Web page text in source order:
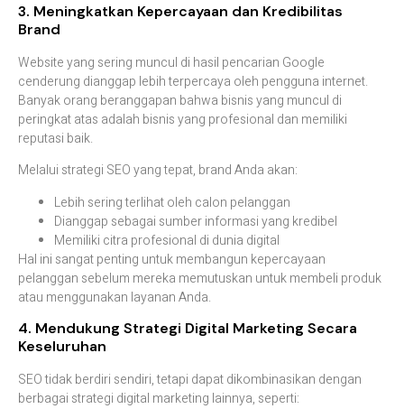
3. Meningkatkan Kepercayaan dan Kredibilitas
Brand
Websiteyang sering muncul di hasil pencarian Google
cenderung dianggap lebihterpercaya oleh pengguna internet.
Banyakorang beranggapan bahwa bisnisyang muncul di
peringkatatas adalah bisnisyang profesional dan memiliki
reputasi baik.
Melalui strategi SEOyangtepat, brandAnda akan:
Lebih seringterlihatoleh calon pelanggan
Dianggap sebagai sumberinformasiyang kredibel
Memiliki citra profesional di dunia digital
Hal ini sangatpenting untukmembangun kepercayaan
pelanggan sebelum mereka memutuskan untukmembeli produk
atau menggunakan layananAnda.
4. Mendukung Strategi Digital Marketing Secara
Keseluruhan
SEOtidakberdiri sendiri,tetapi dapatdikombinasikan dengan
berbagai strategi digital marketing lainnya, seperti: